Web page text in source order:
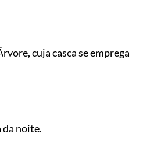
cuja casca se emprega
noite.